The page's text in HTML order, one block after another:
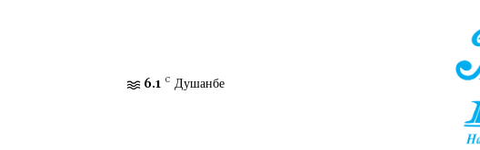
6.1 C Душанбе